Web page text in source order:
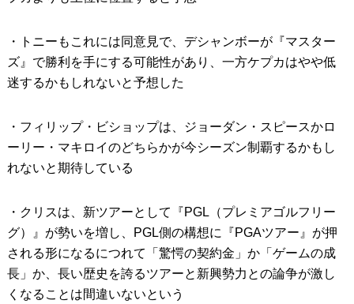
・トニーもこれには同意見で、デシャンボーが『マスター
ズ』で勝利を手にする可能性があり、一方ケプカはやや低
迷するかもしれないと予想した
・フィリップ・ビショップは、ジョーダン・スピースかロ
ーリー・マキロイのどちらかが今シーズン制覇するかもし
れないと期待している
・クリスは、新ツアーとして『PGL（プレミアゴルフリー
グ）』が勢いを増し、PGL側の構想に『PGAツアー』が押
される形になるにつれて「驚愕の契約金」か「ゲームの成
長」か、長い歴史を誇るツアーと新興勢力との論争が激し
くなることは間違いないという